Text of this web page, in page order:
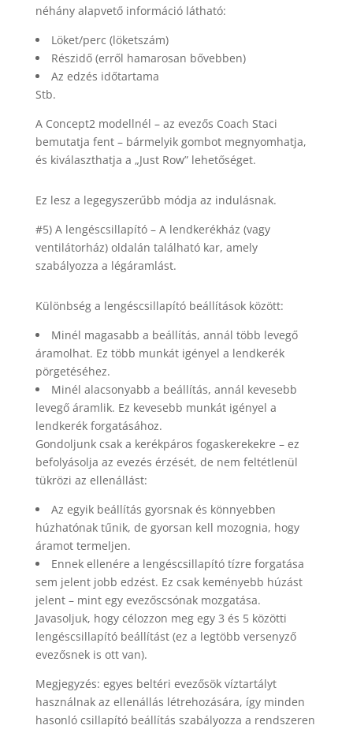
néhány alapvető információ látható:
Löket/perc (löketszám)
Részidő (erről hamarosan bővebben)
Az edzés időtartama
Stb.
A Concept2 modellnél – az evezős Coach Staci
bemutatja fent – ​​bármelyik gombot megnyomhatja,
és kiválaszthatja a „Just Row” lehetőséget.
Ez lesz a legegyszerűbb módja az indulásnak.
#5) A lengéscsillapító – A lendkerékház (vagy
ventilátorház) oldalán található kar, amely
szabályozza a légáramlást.
Különbség a lengéscsillapító beállítások között:
Minél magasabb a beállítás, annál több levegő
áramolhat. Ez több munkát igényel a lendkerék
pörgetéséhez.
Minél alacsonyabb a beállítás, annál kevesebb
levegő áramlik. Ez kevesebb munkát igényel a
lendkerék forgatásához.
Gondoljunk csak a kerékpáros fogaskerekekre – ez
befolyásolja az evezés érzését, de nem feltétlenül
tükrözi az ellenállást:
Az egyik beállítás gyorsnak és könnyebben
húzhatónak tűnik, de gyorsan kell mozognia, hogy
áramot termeljen.
Ennek ellenére a lengéscsillapító tízre forgatása
sem jelent jobb edzést. Ez csak keményebb húzást
jelent – ​​mint egy evezőscsónak mozgatása.
Javasoljuk, hogy célozzon meg egy 3 és 5 közötti
lengéscsillapító beállítást (ez a legtöbb versenyző
evezősnek is ott van).
Megjegyzés: egyes beltéri evezősök víztartályt
használnak az ellenállás létrehozására, így minden
hasonló csillapító beállítás szabályozza a rendszeren